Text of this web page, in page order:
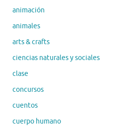
animación
animales
arts & crafts
ciencias naturales y sociales
clase
concursos
cuentos
cuerpo humano